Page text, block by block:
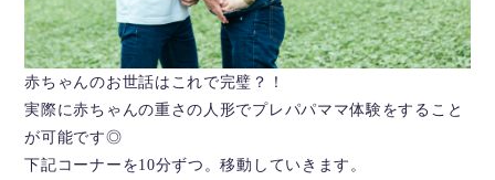
赤ちゃんのお世話はこれで完璧？！
実際に赤ちゃんの重さの人形でプレパパママ体験をすること
が可能です◎
下記コーナーを10分ずつ。移動していきます。